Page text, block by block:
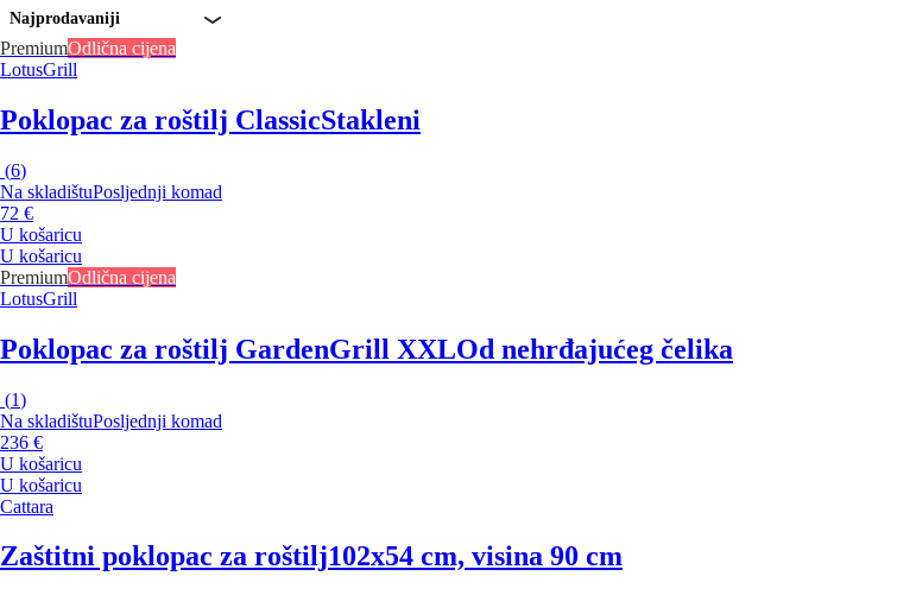
Najprodavaniji
PremiumOdlična cijena
LotusGrill
Poklopac za roštilj ClassicStakleni
(6)
Na skladištuPosljednji komad
72 €
U košaricu
U košaricu
PremiumOdlična cijena
LotusGrill
Poklopac za roštilj GardenGrill XXLOd nehrđajućeg čelika
(1)
Na skladištuPosljednji komad
236 €
U košaricu
U košaricu
Cattara
Zaštitni poklopac za roštilj102x54 cm, visina 90 cm